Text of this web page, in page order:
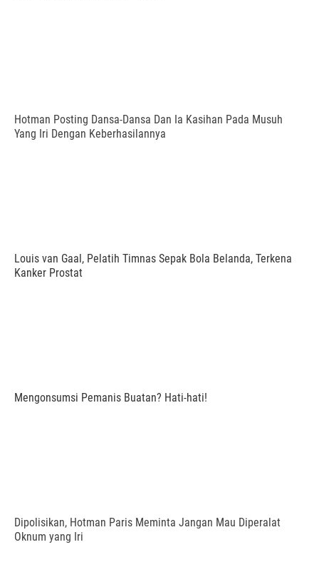
Hotman Posting Dansa-Dansa Dan Ia Kasihan Pada Musuh
Yang Iri Dengan Keberhasilannya
Louis van Gaal, Pelatih Timnas Sepak Bola Belanda, Terkena
Kanker Prostat
Mengonsumsi Pemanis Buatan? Hati-hati!
Dipolisikan, Hotman Paris Meminta Jangan Mau Diperalat
Oknum yang Iri